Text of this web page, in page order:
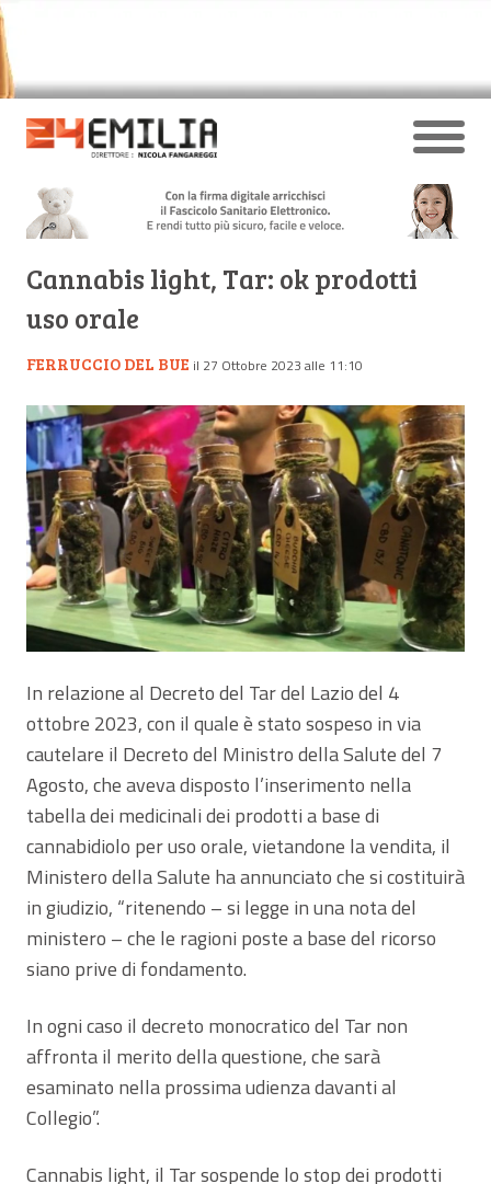
Cannabis light, Tar: ok prodotti
uso orale
FERRUCCIO DEL BUE il 27 Ottobre 2023 alle 11:10
In relazione al Decreto del Tar del Lazio del 4
ottobre 2023, con il quale è stato sospeso in via
cautelare il Decreto del Ministro della Salute del 7
Agosto, che aveva disposto l’inserimento nella
tabella dei medicinali dei prodotti a base di
cannabidiolo per uso orale, vietandone la vendita, il
Ministero della Salute ha annunciato che si costituirà
in giudizio, “ritenendo – si legge in una nota del
ministero – che le ragioni poste a base del ricorso
siano prive di fondamento.
In ogni caso il decreto monocratico del Tar non
affronta il merito della questione, che sarà
esaminato nella prossima udienza davanti al
Collegio”.
Cannabis light, il Tar sospende lo stop dei prodotti